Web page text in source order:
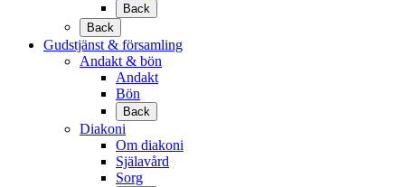
Back
Back
Gudstjänst & församling
Andakt & bön
Andakt
Bön
Back
Diakoni
Om diakoni
Själavård
Sorg